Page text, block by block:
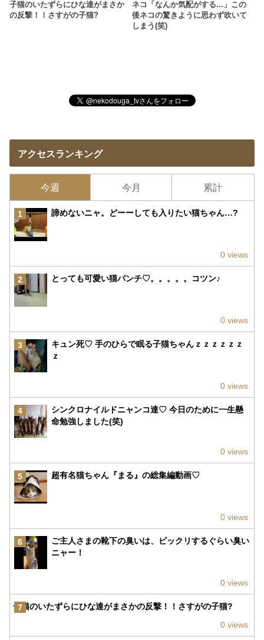
子猫のいたずらにひな達がまさか
の反撃！！さすがの子猫?
ネコ「なんか気配がする...」この
後ネコの驚きように思わず吹いて
しまう(笑)
アクセスランキング
今週 今月 累計
1 諦めないニャ。どーーしても入りたい猫ちゃん…?
0 views
2 とっても可愛い猫パンチ♡。。。。。コツン♪
0 views
3
キュン死♡ 手のひらで眠る子猫ちゃんｚｚｚｚｚｚ
ｚ
0 views
4
シンクロナイルドニャンコ達♡ 今日のために一生懸
命勉強しました(笑)
0 views
5 超有名猫ちゃん『まる』の総集編動画♡
0 views
6
ご主人さまの靴下の臭いは、ビックリするぐらい臭い
ニャー！
0 views
7
子猫のいたずらにひな達がまさかの反撃！！さすがの子猫?
0 views